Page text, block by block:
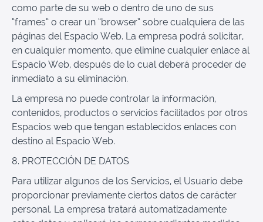
como parte de su web o dentro de uno de sus
“frames” o crear un “browser” sobre cualquiera de las
páginas del Espacio Web. La empresa podrá solicitar,
en cualquier momento, que elimine cualquier enlace al
Espacio Web, después de lo cual deberá proceder de
inmediato a su eliminación.
La empresa no puede controlar la información,
contenidos, productos o servicios facilitados por otros
Espacios web que tengan establecidos enlaces con
destino al Espacio Web.
8. PROTECCIÓN DE DATOS
Para utilizar algunos de los Servicios, el Usuario debe
proporcionar previamente ciertos datos de carácter
personal. La empresa tratará automatizadamente